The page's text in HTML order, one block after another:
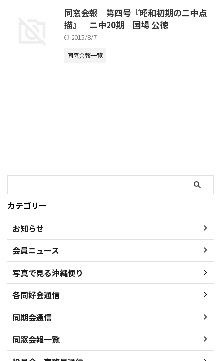
同窓会報 第四号『昭和初期の二中点
描』 ニ中20期 国場 公徳
2015/8/7
同窓会報一覧
カテゴリー
お知らせ
会員ニュース
写真で見る沖縄便り
各同好会通信
同期会通信
同窓会報一覧